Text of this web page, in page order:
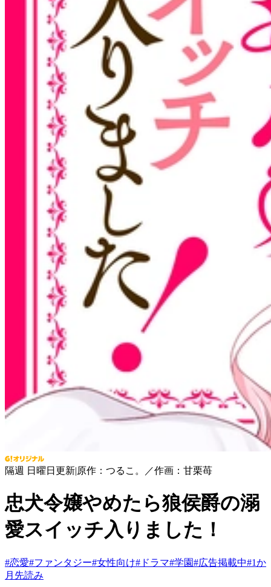
隔週 日曜日更新|原作：つるこ。／作画：甘栗苺
忠犬令嬢やめたら狼侯爵の溺
愛スイッチ入りました！
#恋愛#ファンタジー#女性向け# ドラマ#学園#広告掲載中#1か
月先読み